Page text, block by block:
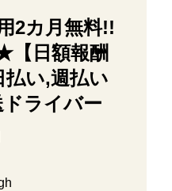
2カ月無料!!
【日額報酬
い,週払い
ライバー